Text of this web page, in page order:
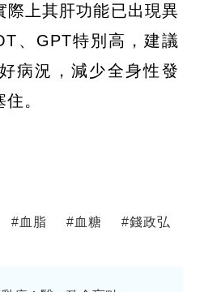
際上其肝功能已出現異
、GPT特別高，建議
病況，減少全身性發
。
#血脂 #血糖 #錢政弘